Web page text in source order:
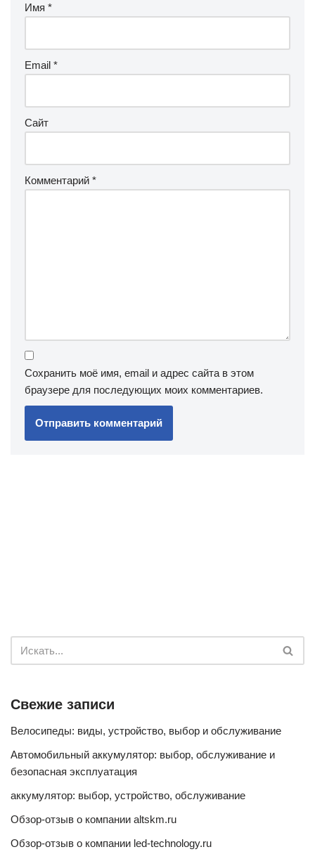
Имя *
Email *
Сайт
Комментарий *
Сохранить моё имя, email и адрес сайта в этом
браузере для последующих моих комментариев.
Свежие записи
Велосипеды: виды, устройство, выбор и обслуживание
Автомобильный аккумулятор: выбор, обслуживание и
безопасная эксплуатация
аккумулятор: выбор, устройство, обслуживание
Обзор-отзыв о компании altskm.ru
Обзор-отзыв о компании led-technology.ru